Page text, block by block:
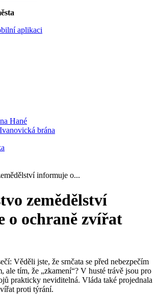
aplikaci
Hané
brána
informuje o...
zemědělství
o ochraně zvířat
Věděli jste, že srnčata se před nebezpečím
ale tím, že „zkamení“? V husté trávě jsou pro
prakticky neviditelná. Vláda také projednala
proti týrání.